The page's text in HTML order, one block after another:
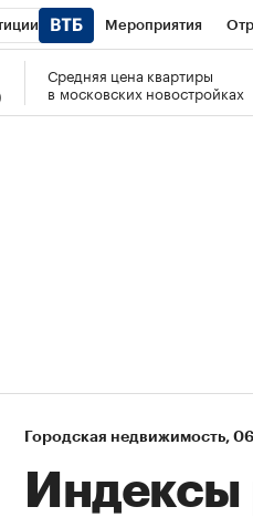
Мероприятия
управления РБК РБК
Средняя цена квартиры
в московских новостройках
Городская недвижимость⁠,